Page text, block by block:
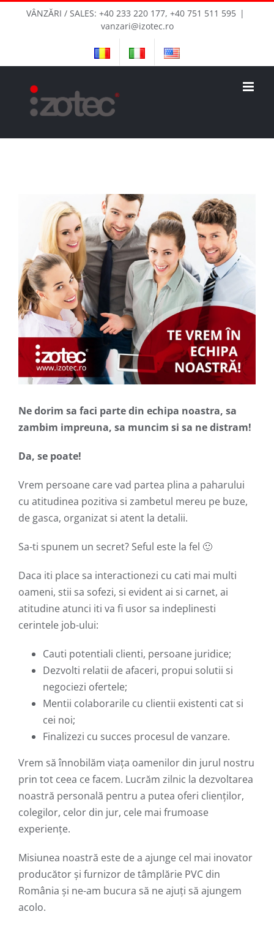
VÂNZĂRI / SALES: +40 233 220 177, +40 751 511 595 |
vanzari@izotec.ro
Image
Ne dorim sa faci parte din echipa noastra, sa
zambim impreuna, sa muncim si sa ne distram!
Da, se poate!
Vrem persoane care vad partea plina a paharului
cu atitudinea pozitiva si zambetul mereu pe buze,
de gasca, organizat si atent la detalii.
Sa-ti spunem un secret? Seful este la fel 🙂
Daca iti place sa interactionezi cu cati mai multi
oameni, stii sa sofezi, si evident ai si carnet, ai
atitudine atunci iti va fi usor sa indeplinesti
cerintele job-ului:
Cauti potentiali clienti, persoane juridice;
Dezvolti relatii de afaceri, propui solutii si
negociezi ofertele;
Mentii colaborarile cu clientii existenti cat si
cei noi;
Finalizezi cu succes procesul de vanzare.
Vrem să înnobilăm viața oamenilor din jurul nostru
prin tot ceea ce facem. Lucrăm zilnic la dezvoltarea
noastră personală pentru a putea oferi clienților,
colegilor, celor din jur, cele mai frumoase
experiențe.
Misiunea noastră este de a ajunge cel mai inovator
producător şi furnizor de tâmplărie PVC din
România și ne-am bucura să ne ajuți să ajungem
acolo.